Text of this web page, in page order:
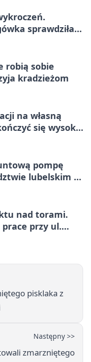
sprawdziła
robią sobie
kradzieżom
na własną
się wysoką
pompę
lubelskim -
nad torami.
prace przy ul.
pisklaka z
Następny >>
zmarzniętego